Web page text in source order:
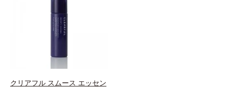
ビ・肌荒れ予防と保湿にアプローチ
します。こっくりテクスチャーが肌
の上でほぐれてするっとなじみ、ベ
タつかず、みずみずしさとなめらか
す。気になるスポットにご使用くだ
さい。*1 ニキビあととは、色素沈
着のある肌ではなく、ニキビが治っ
クリアフル スムース エッセン